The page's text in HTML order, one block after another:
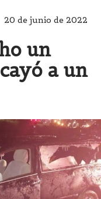
20 de junio de 2022
un
a un